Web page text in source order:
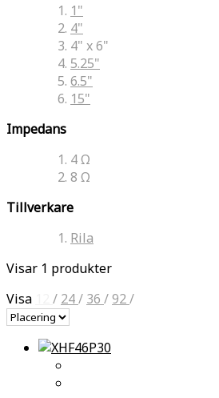
1"
4"
4" x 6"
5.25"
6.5"
15"
Impedans
4 Ω
8 Ω
Tillverkare
Rila
Visar 1 produkter
Visa
/ 24/ 36 /92/